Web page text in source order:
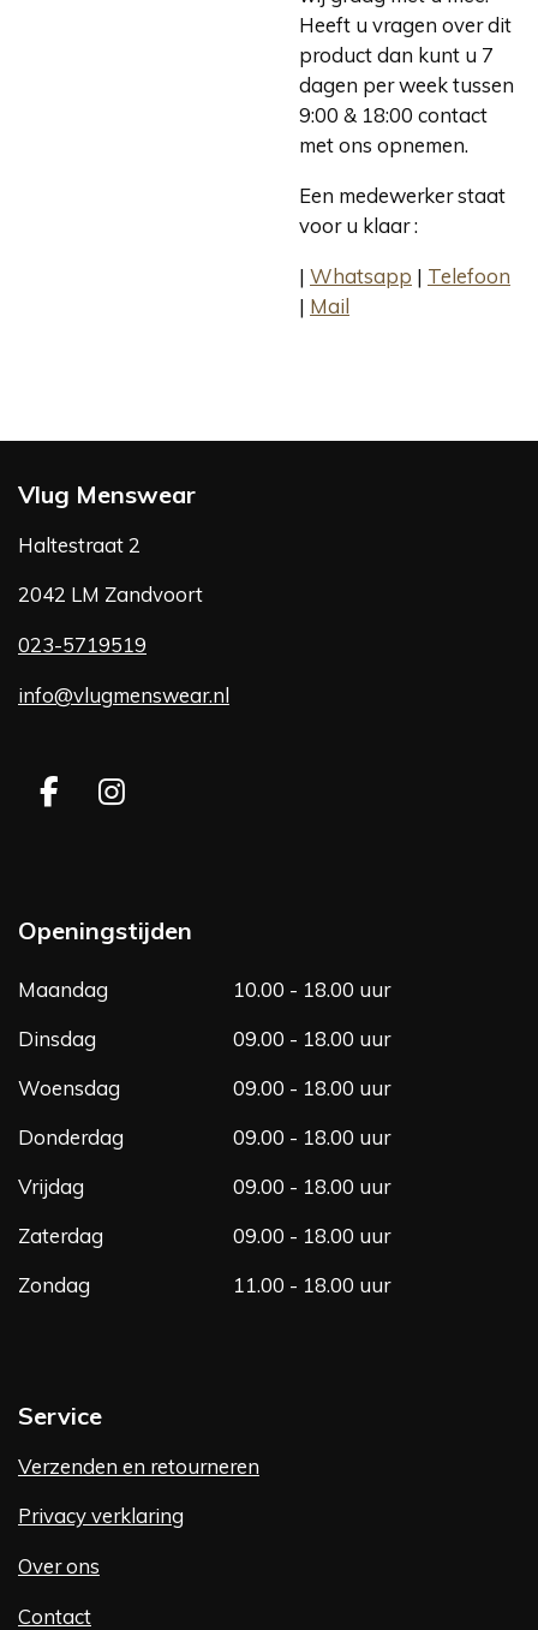
Heeft u vragen over dit
product dan kunt u 7
dagen per week tussen
9:00 & 18:00 contact
met ons opnemen.
Een medewerker staat
voor u klaar :
| Whatsapp | Telefoon
| Mail
Vlug Menswear
Haltestraat 2
2042 LM Zandvoort
023-5719519
info@vlugmenswear.nl
F
b
o
o
k
I
a
g
Openingstijden
Maandag
10.00 - 18.00 uur
Dinsdag
09.00 - 18.00 uur
Woensdag
09.00 - 18.00 uur
Donderdag
09.00 - 18.00 uur
Vrijdag
09.00 - 18.00 uur
Zaterdag
09.00 - 18.00 uur
Zondag
11.00 - 18.00 uur
Service
Verzenden en retourneren
Privacy verklaring
Over ons
Contact